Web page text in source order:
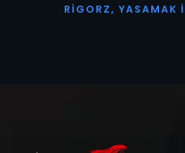
R I G O R Z, YASAMAK İ